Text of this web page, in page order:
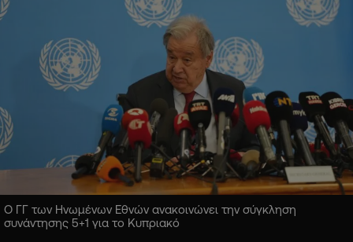
Ο ΓΓ των Ηνωμένων Εθνών ανακοινώνει την σύγκληση
συνάντησης 5+1 για το Κυπριακό